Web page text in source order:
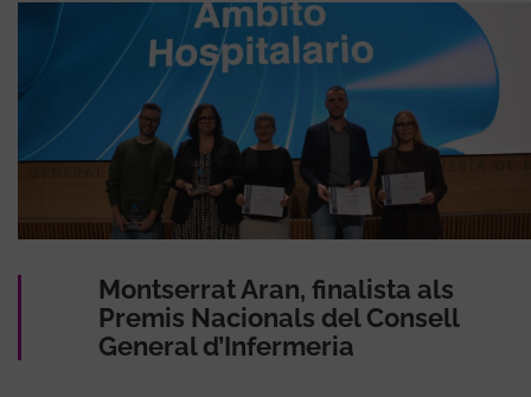
Montserrat Aran, finalista als
Premis Nacionals del Consell
General d’Infermeria